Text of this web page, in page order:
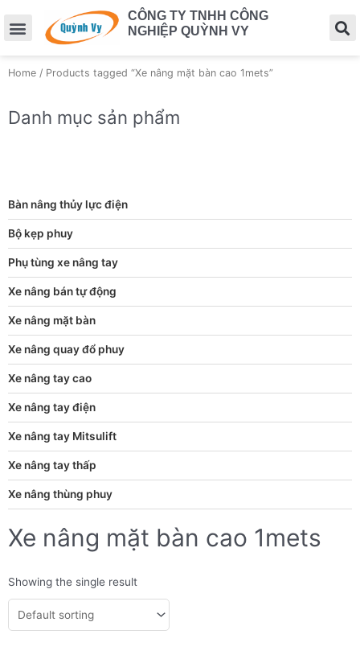
CÔNG TY TNHH CÔNG
NGHIỆP QUỲNH VY
Home / Products tagged “Xe nâng mặt bàn cao 1mets”
Danh mục sản phẩm
Bàn nâng thủy lực điện
Bộ kẹp phuy
Phụ tùng xe nâng tay
Xe nâng bán tự động
Xe nâng mặt bàn
Xe nâng quay đổ phuy
Xe nâng tay cao
Xe nâng tay điện
Xe nâng tay Mitsulift
Xe nâng tay thấp
Xe nâng thùng phuy
Xe nâng mặt bàn cao 1mets
Showing the single result